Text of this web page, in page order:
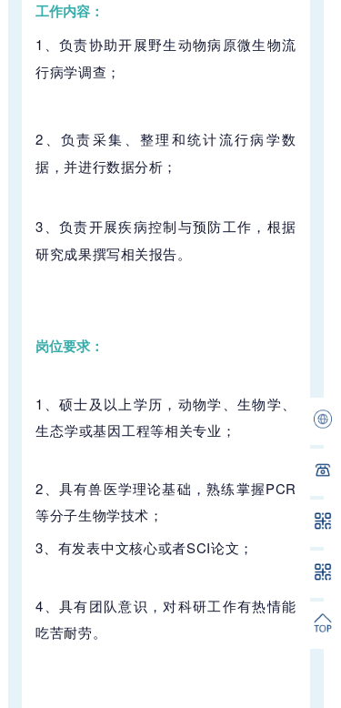
工作内容：
1、负责协助开展野生动物病原微生物流
行病学调查 ；
2、负责采集、整理和统计流行病学数
据，并进行数据分析；
3、负责开展疾病控制与预防工作，根据
研究成果撰写相关报告。
岗位要求：
1、硕士及以上学历，动物学、生物学、
生态学或基因工程等相关专业；
2、 具有兽医学理论基础，熟练掌握PCR
等分子生物学技术；
3、 有发表中文核心或者SCI论文；
4、具有团队意识， 对科研工作有热情能
吃苦耐劳。